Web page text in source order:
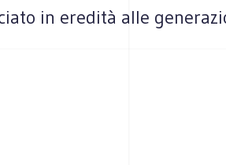
in eredità alle